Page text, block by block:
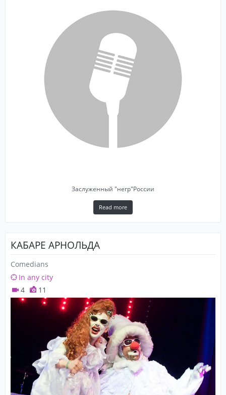
Заслуженный "негр"России
Read more
КАБАРЕ АРНОЛЬДА
Comedians
In any city
4
11